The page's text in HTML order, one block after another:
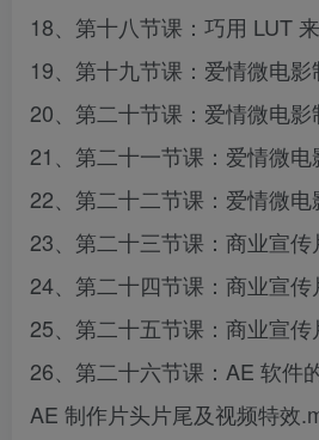
18、第十八节课：巧用 LUT
19、第十九节课：爱情微电
20、第二十节课：爱情微电
21、第二十一节课：爱情微
22、第二十二节课：爱情微
23、第二十三节课：商业宣
24、第二十四节课：商业宣
25、第二十五节课：商业宣
26、第二十六节课：AE 软件
AE 制作片头片尾及视频特效